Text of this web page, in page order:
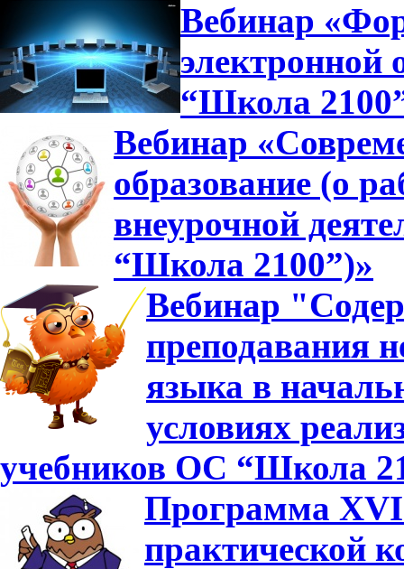
Вебинар
электронной
“Школа
Вебинар
образование (о
внеурочной
“Школа 2100”)»
Вебинар
преподавания
языка в
условиях
учебников ОС “Школа
Программа
практической